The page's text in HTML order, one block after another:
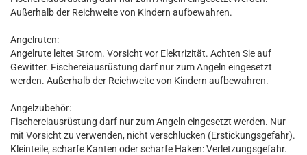
Außerhalb der Reichweite von Kindern aufbewahren.
Angelruten:
Angelrute leitet Strom. Vorsicht vor Elektrizität. Achten Sie auf
Gewitter. Fischereiausrüstung darf nur zum Angeln eingesetzt
werden. Außerhalb der Reichweite von Kindern aufbewahren.
Angelzubehör:
Fischereiausrüstung darf nur zum Angeln eingesetzt werden. Nur
mit Vorsicht zu verwenden, nicht verschlucken (Erstickungsgefahr).
Kleinteile, scharfe Kanten oder scharfe Haken: Verletzungsgefahr.